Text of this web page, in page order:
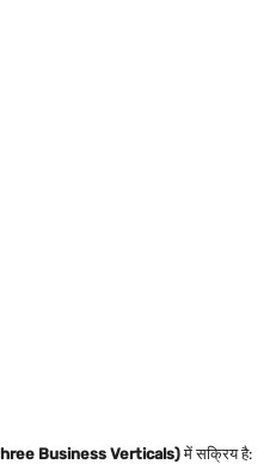
(Three Business Verticals)में सक्रिय है: